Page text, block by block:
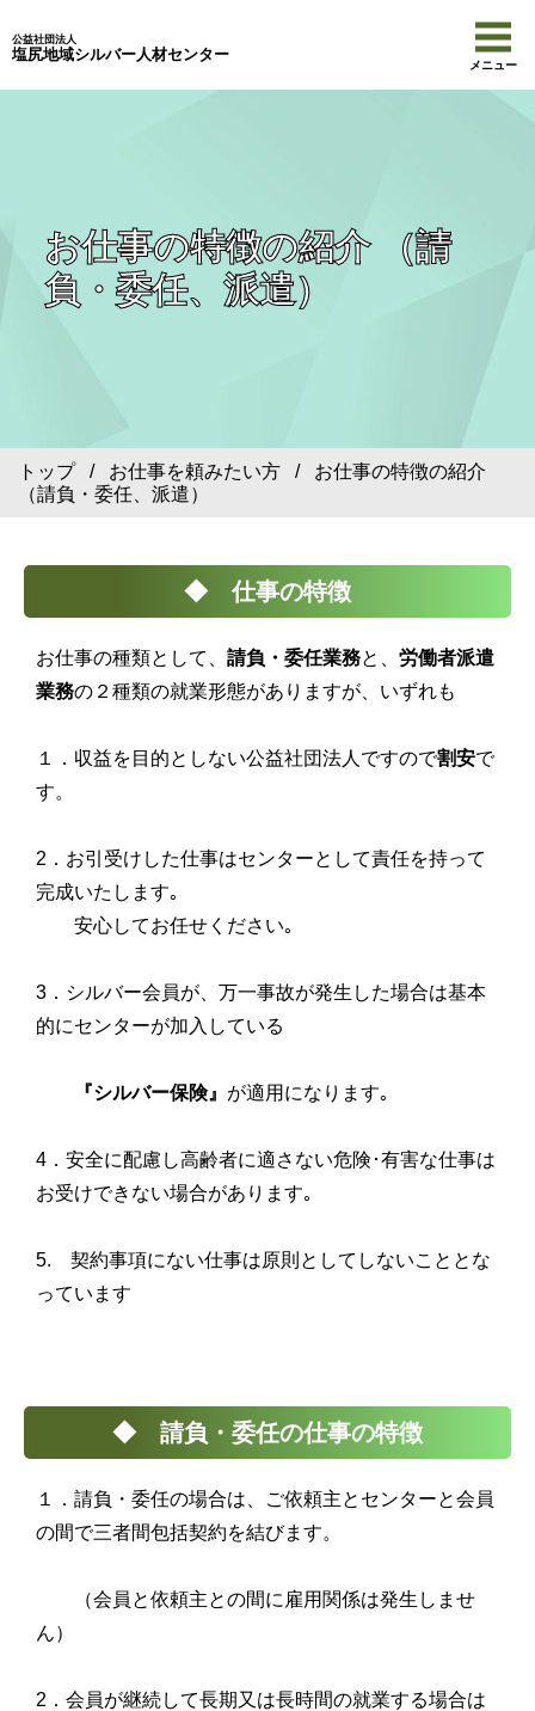
公益社団法人
塩尻地域シルバー人材センター
メニュー
お仕事の特徴の紹介 （請
負・委任、派遣）
トップ/ お仕事を頼みたい方 / お仕事の特徴の紹介
（請負・委任、派遣）
◆ 仕事の特徴
お仕事の種類として、 請負・委任業務と、 労働者派遣
業務の２種類の就業形態がありますが、いずれも
１．収益を目的としない公益社団法人ですので割安で
す。
2．お引受けした仕事はセンターとして責任を持って
完成いたします｡
安心してお任せください｡
3．シルバー会員が、万一事故が発生した場合は基本
的にセンターが加入している
『シルバー保険』 が適用になります｡
4．安全に配慮し高齢者に適さない危険･有害な仕事は
お受けできない場合があります｡
5. 契約事項にない仕事は原則としてしないこととな
っています
◆ 請負・委任の仕事の特徴
１．請負・委任の場合は、ご依頼主とセンターと会員
の間で三者間包括契約を結びます。
（会員と依頼主との間に雇用関係は発生しませ
ん）
2．会員が継続して長期又は長時間の就業する場合は